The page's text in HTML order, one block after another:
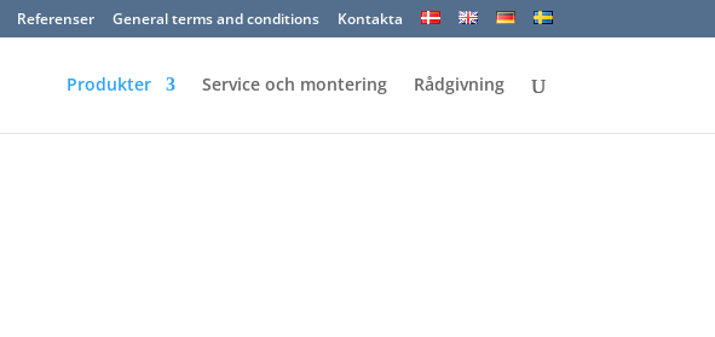
Referenser General terms and conditions Kontakta
Produkter Service och montering Rådgivning